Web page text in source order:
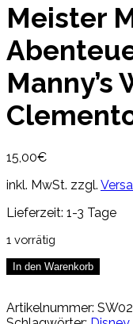
Meister
Manny’s
15,00€
inkl. MwSt. zzgl.
Lieferzeit: 1-3 Tage
1 vorrätig
Meister
Manny's
/
In den Warenkorb
Artikelnummer: